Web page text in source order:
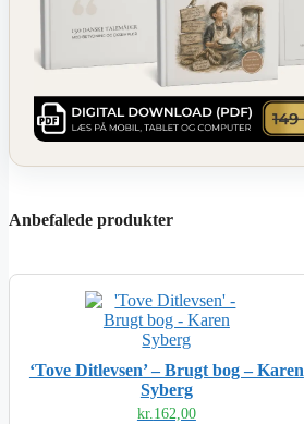
Anbefalede produkter
‘Tove Ditlevsen’ – Brugt bog – Karen
Syberg
kr.162,00